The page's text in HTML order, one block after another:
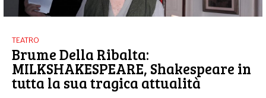
TEATRO
Brume Della Ribalta:
MILKSHAKESPEARE, Shakespeare in
tutta la sua tragica attualità